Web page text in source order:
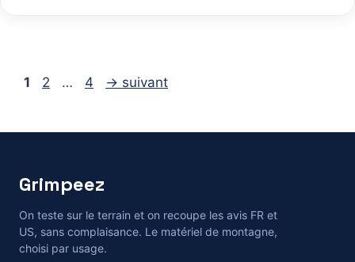
Page
1 Page
2 … Page
4 → suivant
Grimpeez
On teste sur le terrain et on recoupe les avis FR et
US, sans complaisance. Le matériel de montagne,
choisi par usage.